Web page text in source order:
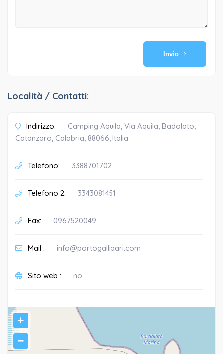
Invio
Località / Contatti:
Indirizzo:
Camping Aquila, Via Aquila, Badolato,
Catanzaro, Calabria, 88066, Italia
Telefono: 3388701702
Telefono 2: 3343081451
Fax: 0967520049
Mail : info@portogallipari.com
Sito web : no
+
−